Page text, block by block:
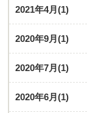
2021年4月(1)
2020年9月(1)
2020年7月(1)
2020年6月(1)